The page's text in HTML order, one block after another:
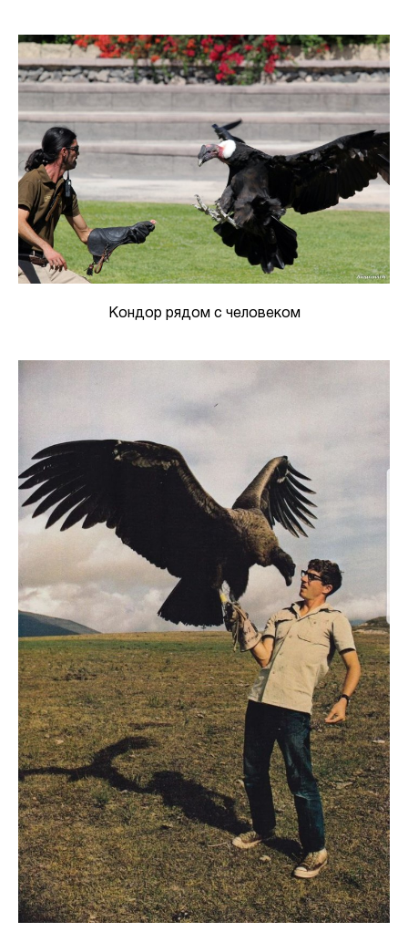
Кондор рядом с человеком